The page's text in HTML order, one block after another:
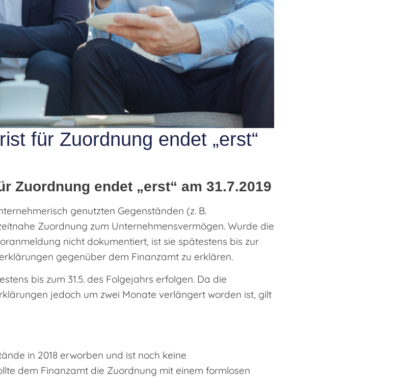
für Zuordnung endet „erst“
Zuordnung endet „erst“ am 31.7.2019
genutzten Gegenständen (z. B.
Zuordnung zum Unternehmensvermögen. Wurde die
nicht dokumentiert, ist sie spätestens bis zur
gegenüber dem Finanzamt zu erklären.
bis zum 31.5. des Folgejahrs erfolgen. Da die
jedoch um zwei Monate verlängert worden ist, gilt
in 2018 erworben und ist noch keine
dem Finanzamt die Zuordnung mit einem formlosen